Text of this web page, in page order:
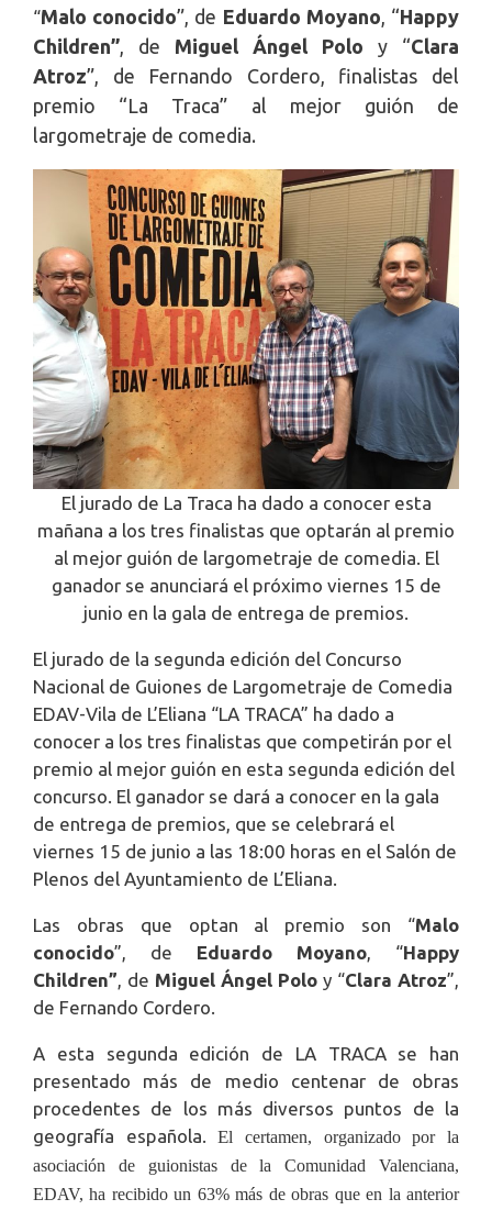
“Malo conocido”, de Eduardo Moyano , “Happy
Children” , de Miguel Ángel Polo y “Clara
Atroz”, de Fernando Cordero, finalistas del
premio “La Traca” al mejor guión de
largometraje de comedia.
El jurado de La Traca ha dado a conocer esta
mañana a los tres finalistas que optarán al premio
al mejor guión de largometraje de comedia. El
ganador se anunciará el próximo viernes 15 de
junio en la gala de entrega de premios.
El jurado de la segunda edición del Concurso
Nacional de Guiones de Largometraje de Comedia
EDAV-Vila de L’Eliana “LA TRACA” ha dado a
conocer a los tres finalistas que competirán por el
premio al mejor guión en esta segunda edición del
concurso. El ganador se dará a conocer en la gala
de entrega de premios, que se celebrará el
viernes 15 de junio a las 18:00 horas en el Salón de
Plenos del Ayuntamiento de L’Eliana.
Las obras que optan al premio son “Malo
conocido”, de Eduardo Moyano , “Happy
Children” , de Miguel Ángel Polo y “Clara Atroz”,
de Fernando Cordero.
A esta segunda edición de LA TRACA se han
presentado más de medio centenar de obras
procedentes de los más diversos puntos de la
geografía española.
El certamen, organizado por la
asociación de guionistas de la Comunidad Valenciana,
EDAV, ha recibido un 63% más de obras que en la anterior